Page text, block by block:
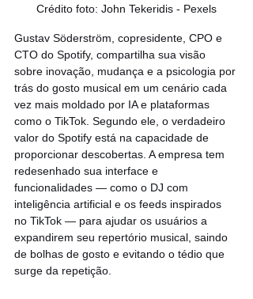
Crédito foto: John Tekeridis - Pexels
Gustav Söderström, copresidente, CPO e
CTO do Spotify, compartilha sua visão
sobre inovação, mudança e a psicologia por
trás do gosto musical em um cenário cada
vez mais moldado por IA e plataformas
como o TikTok. Segundo ele, o verdadeiro
valor do Spotify está na capacidade de
proporcionar descobertas. A empresa tem
redesenhado sua interface e
funcionalidades — como o DJ com
inteligência artificial e os feeds inspirados
no TikTok — para ajudar os usuários a
expandirem seu repertório musical, saindo
de bolhas de gosto e evitando o tédio que
surge da repetição.